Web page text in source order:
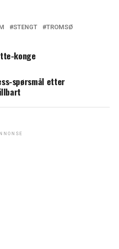
STENGT TROMSØ
konge
spørsmål etter